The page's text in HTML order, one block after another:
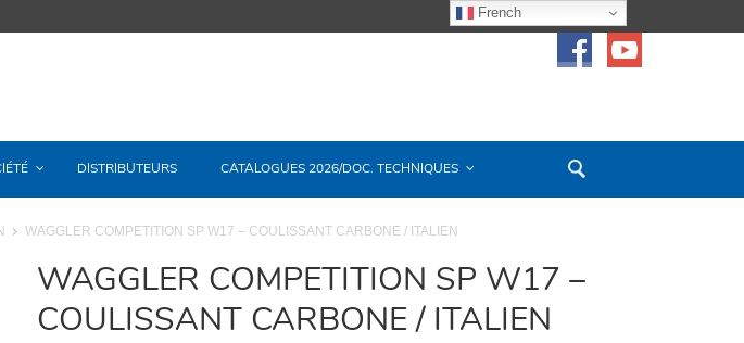
DISTRIBUTEURS CATALOGUES 2026/DOC. TECHNIQUES
WAGGLER COMPETITION SP W17 – COULISSANT CARBONE / ITALIEN
WAGGLER COMPETITION SP W17 –
COULISSANT CARBONE / ITALIEN
French